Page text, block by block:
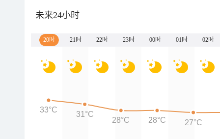
未来24小时
20时 21时 22时 23时 00时 01时 02时
33°C 31°C
28°C 28°C 27°C